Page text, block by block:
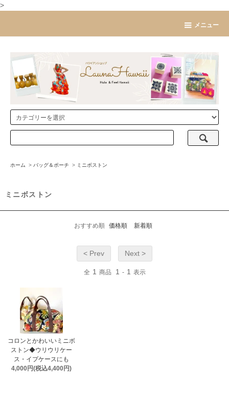
>
メニュー
ホーム > バッグ＆ポーチ > ミニボストン
ミニボストン
おすすめ順 価格順 新着順
< Prev Next >
全 1 商品 1 - 1 表示
コロンとかわいいミニボ
ストン◆ウリウリケー
ス・イプケースにも
4,000円(税込4,400円)